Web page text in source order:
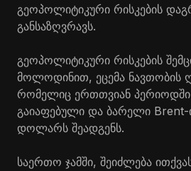
გეოპოლიტიკური რისკების
განსაზღვრავს.
გეოპოლიტიკური რისკების
მოლოდინით, ეცემა ნავთობის
რომელიც ერთთვიან
გაიაფებული და ბარელი Brent-
დოლარს შეადგენს.
საერთო ჯამში, შეიძლება